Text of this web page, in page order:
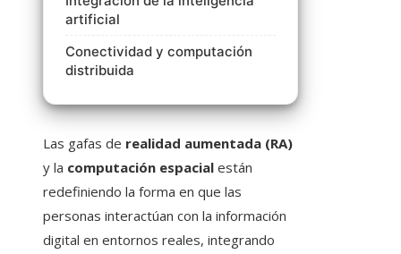
artificial
Conectividad y computación
distribuida
Las gafas de realidad aumentada (RA)
y la computación espacial están
redefiniendo la forma en que las
personas interactúan con la información
digital en entornos reales, integrando